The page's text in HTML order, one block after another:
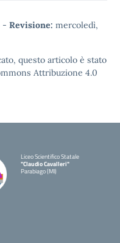
- Revisione: mercoledì,
questo articolo è stato
Attribuzione 4.0
Liceo Scientifico Statale
"Claudio Cavalleri"
Parabiago (MI)